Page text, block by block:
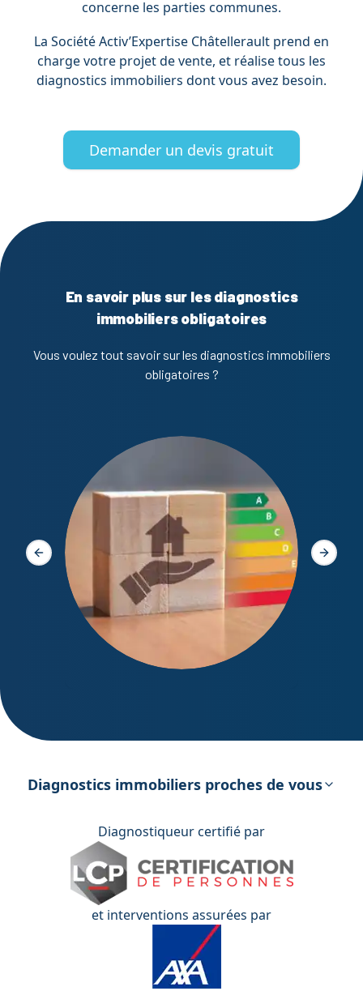
concerne les parties communes.
La Société Activ’Expertise Châtellerault prend en
charge votre projet de vente, et réalise tous les
diagnostics immobiliers dont vous avez besoin.
Demander un devis gratuit
En savoir plus sur les diagnostics
immobiliers obligatoires
Vous voulez tout savoir sur les diagnostics immobiliers
obligatoires ?
énergétique
Slide précédente Slide
Diagnostics immobiliers proches de vous
Diagnostiqueur certifié par
et interventions assurées par